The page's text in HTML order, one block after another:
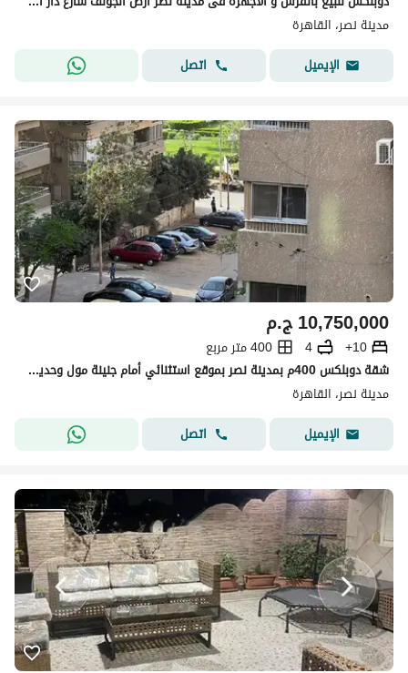
مدينة نصر، القاهرة
الإيميل
اتصل
ج.م10,750,000
10+
4
400 متر مربع
شقة دوبلكس 400م بمدينة نصر بموقع استثنائي أمام جنينة مول وحديقة الفردوس. 11 غرفة، 4 حمامات، مطبخان، 3 بلكونات، تشطيب فاخر (رخام وباركيه)، لعائلة كبيره
مدينة نصر، القاهرة
الإيميل
اتصل